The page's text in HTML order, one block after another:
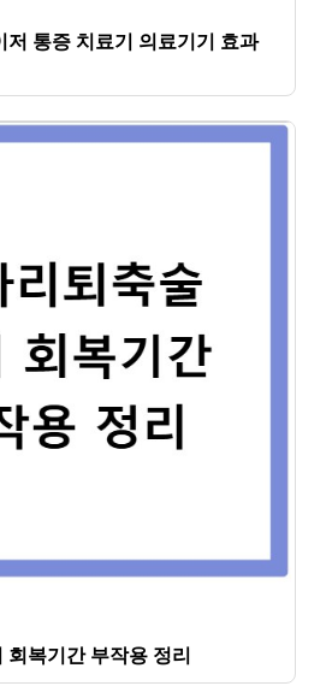
저 통증 치료기 의료기기 효과
회복기간 부작용 정리